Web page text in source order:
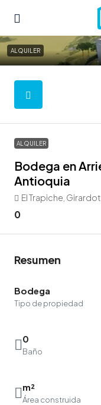
ALQUILER
ALQUILER
Bodega en
Antioquia
El Trapiche,
0
Resumen
Bodega
Tipo de propiedad
0
Baño
m²
Área construida